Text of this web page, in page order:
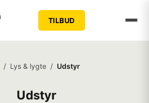
TILBUD
/ Lys & lygte / Udstyr
Udstyr